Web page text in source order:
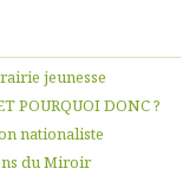
jeunesse
POURQUOI DONC ?
nationaliste
du Miroir